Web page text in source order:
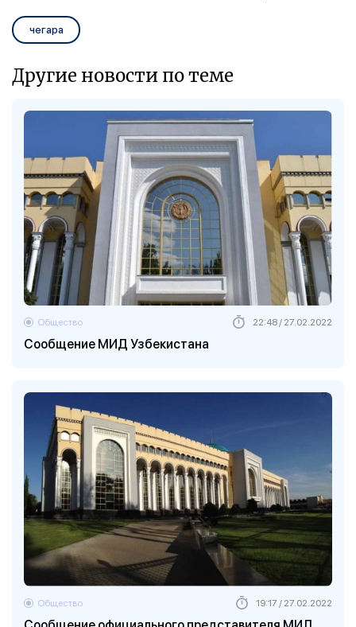
чегара
Другие новости по теме
Сообщение МИД Узбекистана
Общество 22:48 / 27.02.2022
Общество 19:17 / 27.02.2022